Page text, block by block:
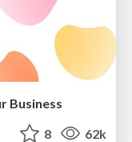
Business
8 62k